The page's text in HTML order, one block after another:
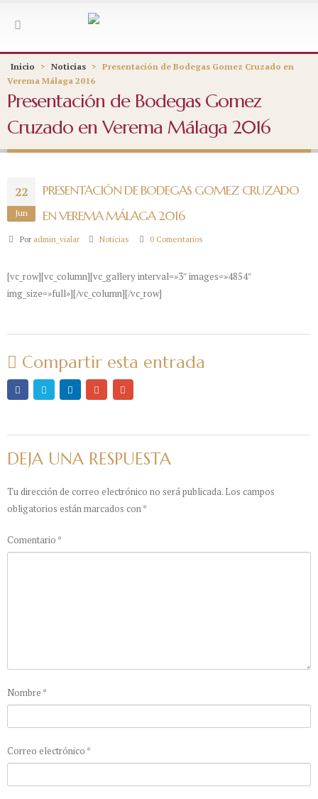
Inicio > Noticias > Presentación de Bodegas Gomez Cruzado en
Verema Málaga 2016
Presentación de Bodegas Gomez
Cruzado en Verema Málaga 2016
22
Jun
PRESENTACIÓN DE BODEGAS GOMEZ CRUZADO
EN VEREMA MÁLAGA 2016
Por admin_vialar Noticias 0 Comentarios
[vc_row][vc_column][vc_gallery interval=»3″ images=»4854″
img_size=»full»][/vc_column][/vc_row]
Compartir esta entrada
DEJA UNA RESPUESTA
Tu dirección de correo electrónico no será publicada. Los campos
obligatorios están marcados con*
Comentario *
Nombre *
Correo electrónico *